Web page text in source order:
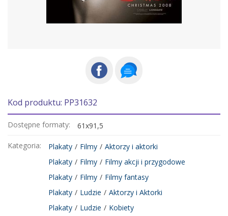
Kod produktu: PP31632
Dostępne formaty: 61x91,5
Kategoria: Plakaty / Filmy / Aktorzy i aktorki
Plakaty / Filmy / Filmy akcji i przygodowe
Plakaty / Filmy / Filmy fantasy
Plakaty / Ludzie / Aktorzy i Aktorki
Plakaty / Ludzie / Kobiety